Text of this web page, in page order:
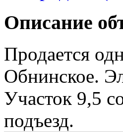
Описание
Продается
Обнинское.
Участок 9,5
подъезд.